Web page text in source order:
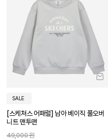
SALE
[스케쳐스 어패럴] 남아 베이직 풀오버
니트 맨투맨
49,000 원